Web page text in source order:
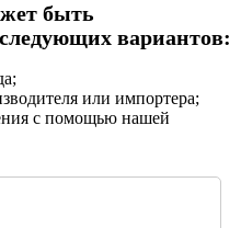
быть
вариантов:
или импортера;
с помощью нашей